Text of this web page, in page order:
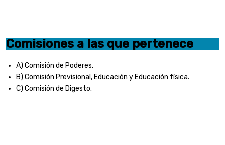
Comisiones a las que pertenece
A) Comisión de Poderes.
B) Comisión Previsional, Educación y Educación física.
C) Comisión de Digesto.